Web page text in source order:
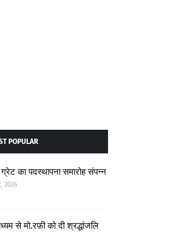
POPULAR
ग्रेट का पदस्थापना समारोह संपन्न
2026
से मो.रफ़ी को दी श्रद्धांजलि